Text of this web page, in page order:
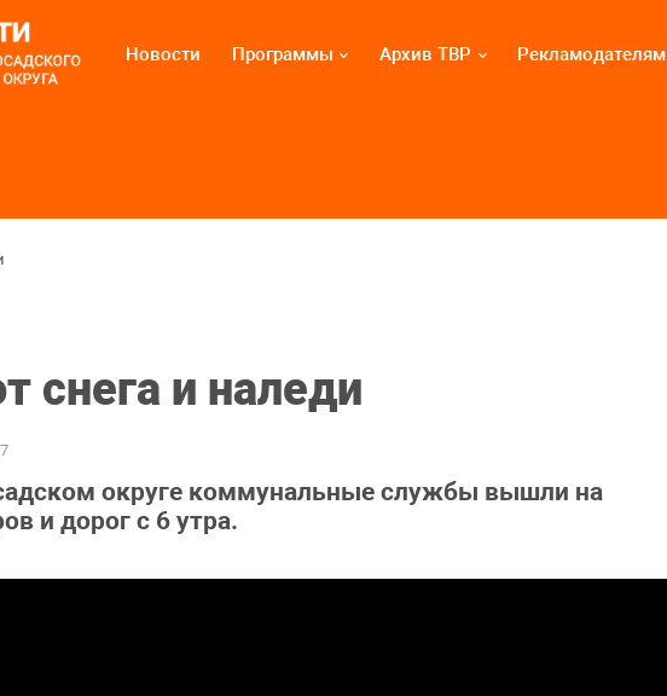
Новости Программы Архив ТВР Рекламодателям
снега и наледи
округе коммунальные службы вышли на
и дорог с 6 утра.